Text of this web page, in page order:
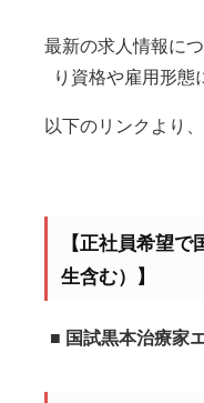
最新の求人情報に
り資格や雇用形態
以下のリンクより
【正社員希望
生含む）】
■ 国試黒本治療家